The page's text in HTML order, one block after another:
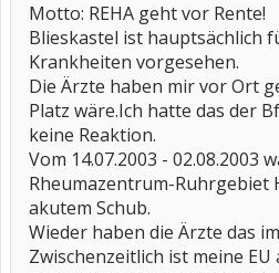
Motto: REHA geht vor Rente!
Blieskastel ist hauptsächlich
Krankheiten vorgesehen.
Die Ärzte haben mir vor Ort
Platz wäre.Ich hatte das der
keine Reaktion.
Vom 14.07.2003 - 02.08.2003
Rheumazentrum-Ruhrgebiet
akutem Schub.
Wieder haben die Ärzte das
Zwischenzeitlich ist meine